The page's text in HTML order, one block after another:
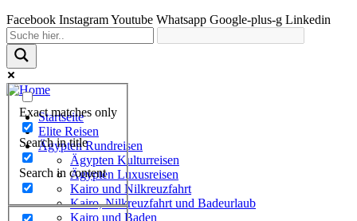
Facebook InstagramYoutube Whatsapp Google-plus-g Linkedin
Exact matches only
Search in title
Search in content
Startseite
Elite Reisen
Ägypten Rundreisen
Ägypten Kulturreisen
Ägypten Luxusreisen
Kairo und Nilkreuzfahrt
Kairo, Nilkreuzfahrt und Badeurlaub
Kairo und Baden